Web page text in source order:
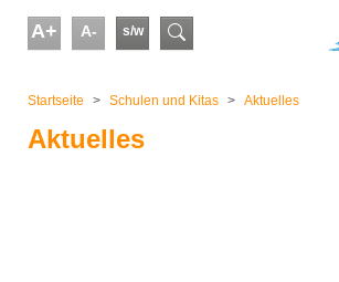
A+ A- s/w Suchformular
Startseite
Schulen und Kitas Aktuelles
Aktuelles